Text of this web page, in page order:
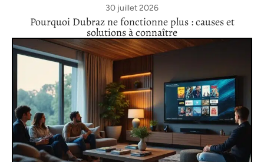
30 juillet 2026
Pourquoi Dubraz ne fonctionne plus : causes et
solutions à connaître